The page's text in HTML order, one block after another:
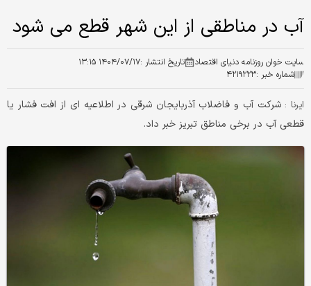
آب در مناطقی از این شهر قطع می شود
سایت خوان روزنامه دنیای اقتصاد تاریخ انتشار :۱۴۰۴/۰۷/۱۷ ۱۳:۱۵
شماره خبر :۴۲۱۹۲۲۳
ایرنا :شرکت آب و فاضلاب آذربایجان شرقی در اطلاعیه ای از افت فشار یا
قطعی آب در برخی مناطق تبریز خبر داد.